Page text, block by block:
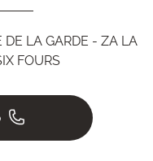
DE LA GARDE - ZA LA
FOURS